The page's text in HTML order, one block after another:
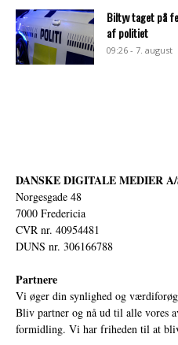
Biltyv taget på
af politiet
09:26 - 7. august
DANSKE DIGITALE MEDIER A/
Norgesgade 48
7000 Fredericia
CVR nr. 40954481
DUNS nr. 306166788
Partnere
Vi øger din synlighed og
Bliv partner og nå ud til alle vores
formidling. Vi har friheden til at